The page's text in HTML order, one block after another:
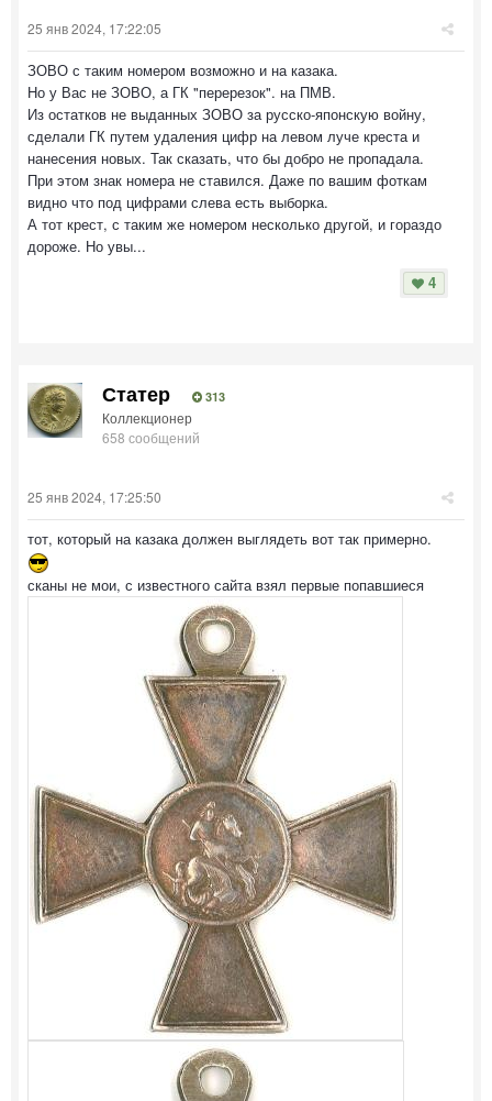
25 янв 2024, 17:22:05
ЗОВО с таким номером возможно и на казака.
Но у Вас не ЗОВО, а ГК "перерезок". на ПМВ.
Из остатков не выданных ЗОВО за русско-японскую войну,
сделали ГК путем удаления цифр на левом луче креста и
нанесения новых. Так сказать, что бы добро не пропадала.
При этом знак номера не ставился. Даже по вашим фоткам
видно что под цифрами слева есть выборка.
А тот крест, с таким же номером несколько другой, и гораздо
дороже. Но увы...
4
Статер 313
Коллекционер
658 сообщений
25 янв 2024, 17:25:50
тот, который на казака должен выглядеть вот так примерно.
сканы не мои, с известного сайта взял первые попавшиеся